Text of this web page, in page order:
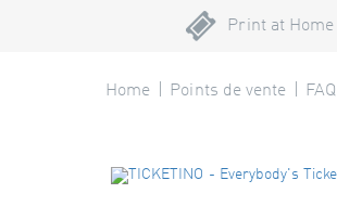
Print at Home
Home Points de vente FAQ